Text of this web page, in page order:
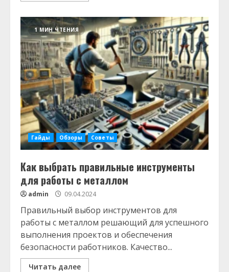
1 МИН ЧТЕНИЯ
Гайды Обзоры Советы
Как выбрать правильные инструменты
для работы с металлом
admin 09.04.2024
Правильный выбор инструментов для
работы с металлом решающий для успешного
выполнения проектов и обеспечения
безопасности работников. Качество...
Читать далее